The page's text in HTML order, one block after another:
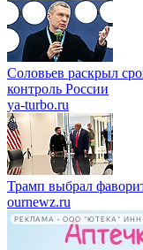
Соловьев раскрыл
контроль России
ya-turbo.ru
Трамп выбрал
ournewz.ru
РЕКЛАМА • ООО "ЮТЕКА" ИНН